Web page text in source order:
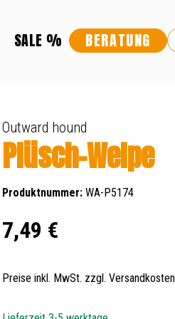
SALE % BERATUNG
Outward hound
Plüsch-Welpe
Produktnummer:WA-P5174
Regulärer Preis:
7,49 €
Preise inkl. MwSt. zzgl. Versandkosten